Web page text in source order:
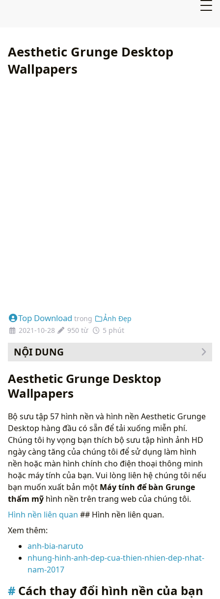
Aesthetic Grunge Desktop
Wallpapers
Top Download trong
Ảnh Đẹp
2021-10-28
950 từ 5 phút
NỘI DUNG
Aesthetic Grunge Desktop
Wallpapers
Bộ sưu tập 57 hình nền và hình nền Aesthetic Grunge
Desktop hàng đầu có sẵn để tải xuống miễn phí.
Chúng tôi hy vọng bạn thích bộ sưu tập hình ảnh HD
ngày càng tăng của chúng tôi để sử dụng làm hình
nền hoặc màn hình chính cho điện thoại thông minh
hoặc máy tính của bạn. Vui lòng liên hệ chúng tôi nếu
bạn muốn xuất bản một Máy tính để bàn Grunge
thẩm mỹ hình nền trên trang web của chúng tôi.
Hình nền liên quan ## Hình nền liên quan.
Xem thêm:
anh-bia-naruto
nhung-hinh-anh-dep-cua-thien-nhien-dep-nhat-
nam-2017
Cách thay đổi hình nền của bạn